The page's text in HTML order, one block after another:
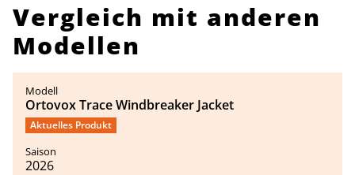
Vergleich mit anderen
Modellen
Ortovox Trace Windbreaker Jacket
Aktuelles Produkt
2026